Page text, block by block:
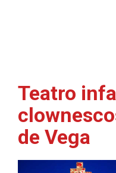
Teatro
de Vega